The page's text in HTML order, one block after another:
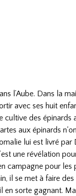
l’Aube. Dans la
avec ses huit
cultive des épinards
aux épinards
lui est livré par
une révélation
campagne pour les
il se met à faire
en sorte gagnant.